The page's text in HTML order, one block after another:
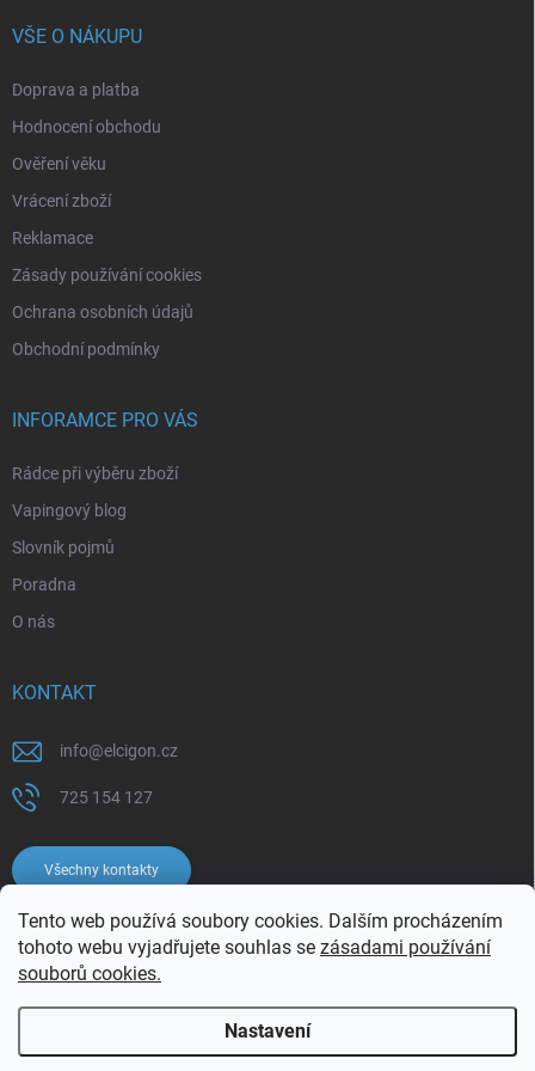
Tento web používá soubory cookies. Dalším procházením
tohoto webu vyjadřujete souhlas se zásadami používání
souborů cookies.
Nastavení
VŠE O NÁKUPU
Doprava a platba
Hodnocení obchodu
Ověření věku
Vrácení zboží
Reklamace
Zásady používání cookies
Ochrana osobních údajů
Obchodní podmínky
INFORAMCE PRO VÁS
Rádce při výběru zboží
Vapingový blog
Slovník pojmů
Poradna
O nás
KONTAKT
info@elcigon.cz
725 154 127
Všechny kontakty
Copyright 2026Elcigon.cz. Všechna práva vyhrazena.Upravit nastavení